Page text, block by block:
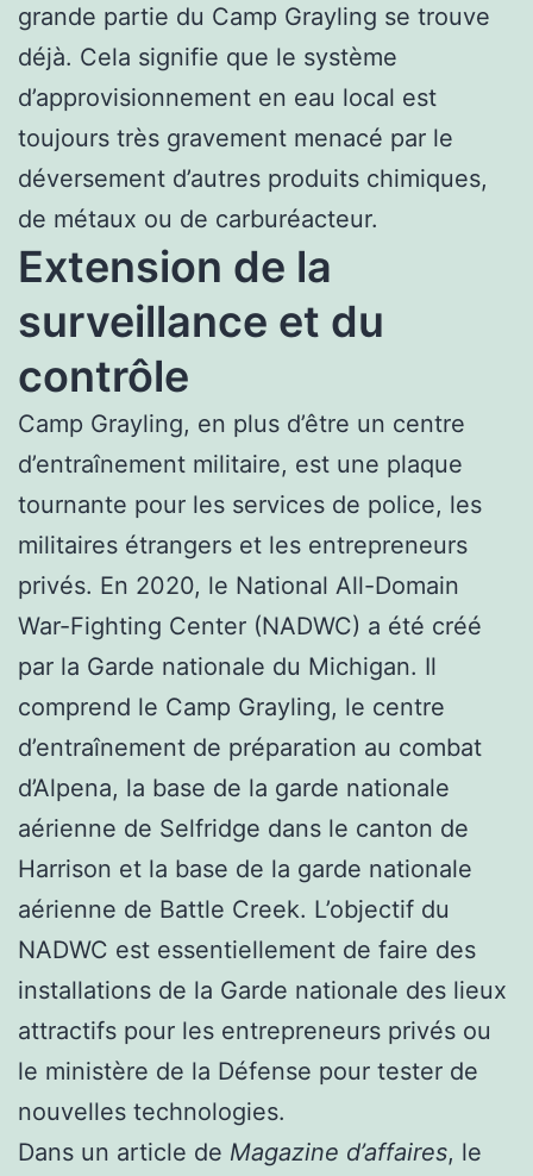
grande partie du Camp Grayling se trouve
déjà. Cela signifie que le système
d’approvisionnement en eau local est
toujours très gravement menacé par le
déversement d’autres produits chimiques,
de métaux ou de carburéacteur.
Extension de la
surveillance et du
contrôle
Camp Grayling, en plus d’être un centre
d’entraînement militaire, est une plaque
tournante pour les services de police, les
militaires étrangers et les entrepreneurs
privés. En 2020, le National All-Domain
War-Fighting Center (NADWC) a été créé
par la Garde nationale du Michigan. Il
comprend le Camp Grayling, le centre
d’entraînement de préparation au combat
d’Alpena, la base de la garde nationale
aérienne de Selfridge dans le canton de
Harrison et la base de la garde nationale
aérienne de Battle Creek. L’objectif du
NADWC est essentiellement de faire des
installations de la Garde nationale des lieux
attractifs pour les entrepreneurs privés ou
le ministère de la Défense pour tester de
nouvelles technologies.
Dans un article de Magazine d’affaires, le